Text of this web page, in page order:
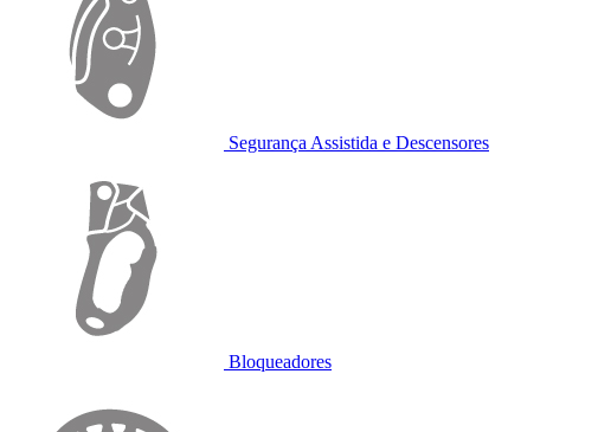
Segurança Assistida e Descensores
Bloqueadores